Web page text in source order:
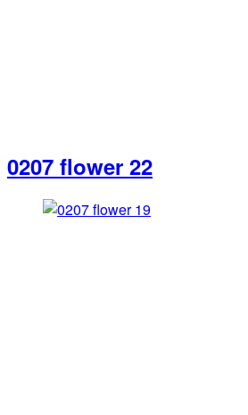
0207 flower 22